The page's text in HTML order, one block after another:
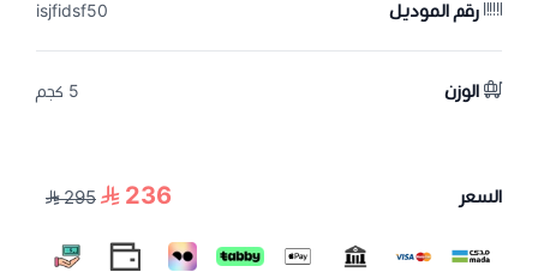
رقم الموديل isjfidsf50
الوزن 5 كجم
السعر 236
295